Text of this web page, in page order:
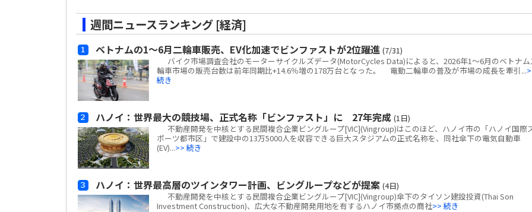
週間ニュースランキング [経済]
ベトナムの1～6月二輪車販売、EV化加速でビンファストが2位躍進 (7/31)
バイク市場調査会社のモーターサイクルズデータ(MotorCycles Data)によると、2026年1～6月のベトナ
輪車市場の販売台数は前年同期比+14.6％増の178万台となった。 電動二輪車の普及が市場の成長を牽引...
続き
ハノイ：世界最大の競技場、正式名称「ビンファスト」に 27年完成 (1日)
不動産開発を中核とする民間複合企業ビングループ[VIC](Vingroup)はこのほど、ハノイ市の「ハノイ国際
ポーツ都市区」で建設中の13万5000人を収容できる巨大スタジアムの正式名称を、同社傘下の電気自動車
(EV)...>> 続き
ハノイ：世界最高層のツインタワー計画、ビングループなどが提案 (4日)
不動産開発を中核とする民間複合企業ビングループ[VIC](Vingroup)傘下のタイソン建設投資(Thai Son
Investment Construction)、広大な不動産開発用地を有するハノイ市拠点の商社>> 続き